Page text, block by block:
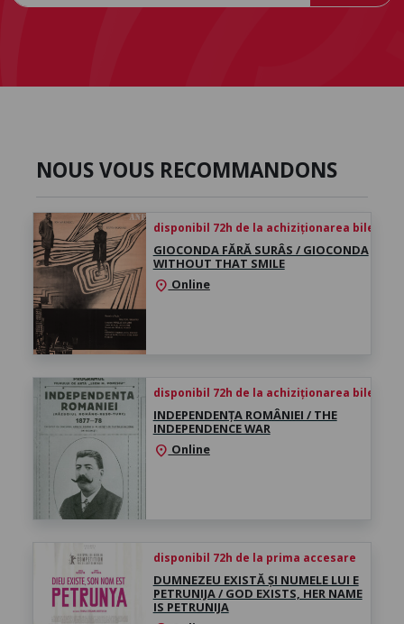
NOUS VOUS RECOMMANDONS
disponibil 72h de la achiziționarea biletului
GIOCONDA FĂRĂ SURÂS / GIOCONDA
WITHOUT THAT SMILE
location_on Online
disponibil 72h de la achiziționarea biletului
INDEPENDENȚA ROMÂNIEI / THE
INDEPENDENCE WAR
location_on Online
disponibil 72h de la prima accesare
DUMNEZEU EXISTĂ ȘI NUMELE LUI E
PETRUNIJA / GOD EXISTS, HER NAME
IS PETRUNIJA